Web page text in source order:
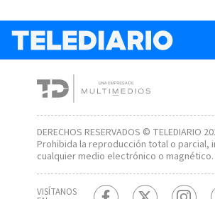
DERECHOS RESERVADOS © TELEDIARIO
Prohibida la reproducción total o parcial,
cualquier medio electrónico o magnético.
VISÍTANOS